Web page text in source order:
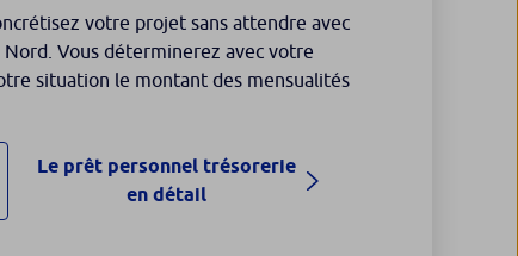
votre projet sans attendre avec
Vous déterminerez avec votre
situation le montant des mensualités
Le prêt personnel trésorerie
en détail